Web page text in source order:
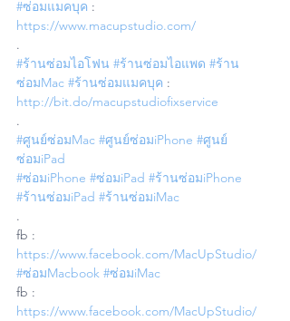
#ซ่อมแมคบุค :
https://www.macupstudio.com/
.
#ร้านซ่อมไอโฟน #ร้านซ่อมไอแพด #ร้าน
ซ่อมMac #ร้านซ่อมแมคบุค :
http://bit.do/macupstudiofixservice
.
#ศูนย์ซ่อมMac #ศูนย์ซ่อมiPhone #ศูนย์
ซ่อมiPad
#ซ่อมiPhone #ซ่อมiPad #ร้านซ่อมiPhone
#ร้านซ่อมiPad #ร้านซ่อมiMac
.
fb :
https://www.facebook.com/MacUpStudio/
#ซ่อมMacbook #ซ่อมiMac
fb :
https://www.facebook.com/MacUpStudio/